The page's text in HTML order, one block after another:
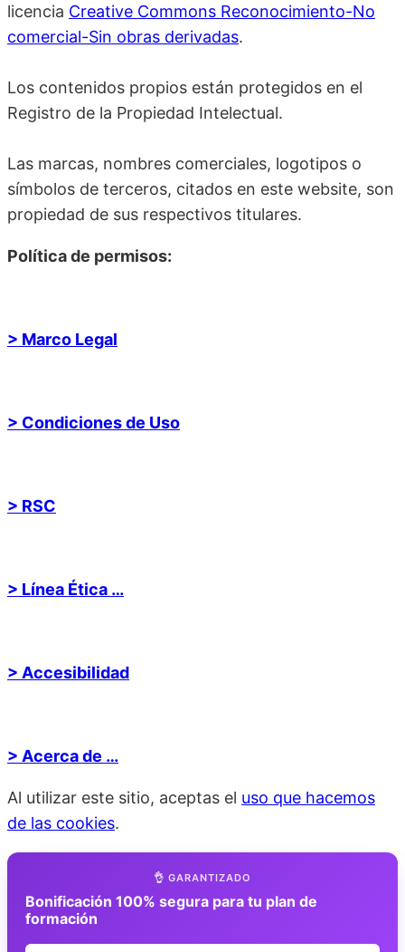
licencia Creative Commons Reconocimiento-No
comercial-Sin obras derivadas.
Los contenidos propios están protegidos en el
Registro de la Propiedad Intelectual.
Las marcas, nombres comerciales, logotipos o
símbolos de terceros, citados en este website, son
propiedad de sus respectivos titulares.
Política de permisos:
> Marco Legal
> Condiciones de Uso
> RSC
> Línea Ética …
> Accesibilidad
> Acerca de …
Al utilizar este sitio, aceptas el uso que hacemos
de las cookies.
👌 GARANTIZADO
Bonificación 100% segura para tu plan de
formación